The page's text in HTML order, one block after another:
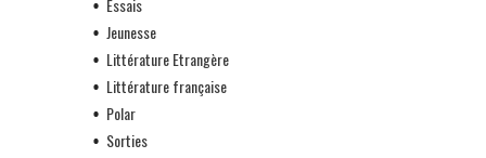
Essais
Jeunesse
Littérature Etrangère
Littérature française
Polar
Sorties